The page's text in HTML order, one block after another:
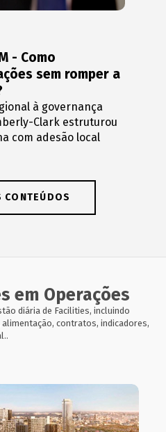
- Como
sem romper a
à governança
Clark estruturou
com adesão local
CONTEÚDOS
em Operações
diária de Facilities, incluindo
contratos, indicadores,